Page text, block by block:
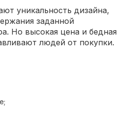
уникальность дизайна,
заданной
Но высокая цена и бедная
людей от покупки.